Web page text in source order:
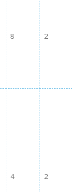
8 2
4 2